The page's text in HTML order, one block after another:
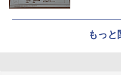
もっと